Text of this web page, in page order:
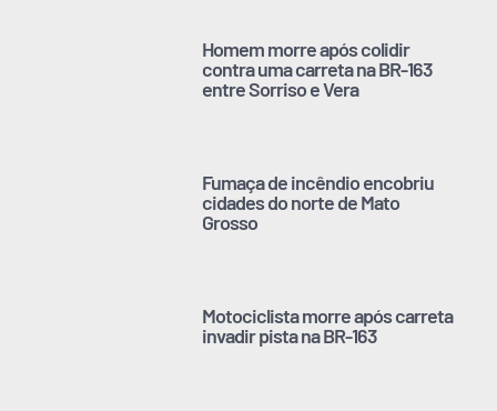
Homem morre após colidir
contra uma carreta na BR-163
entre Sorriso e Vera
Fumaça de incêndio encobriu
cidades do norte de Mato
Grosso
Motociclista morre após carreta
invadir pista na BR-163